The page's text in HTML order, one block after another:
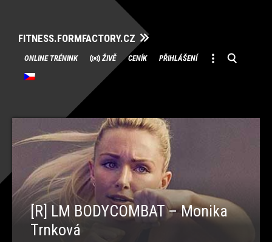
FITNESS.FORMFACTORY.CZ
Přeskočit
na
obsah
ONLINE TRÉNINK ŽIVĚ CENÍK PŘIHLÁŠENÍ
[R] LM BODYCOMBAT – Monika
Trnková